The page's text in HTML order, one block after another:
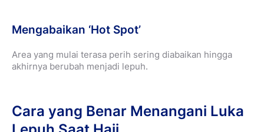
Mengabaikan ‘Hot Spot’
Area yang mulai terasa perih sering diabaikan hingga
akhirnya berubah menjadi lepuh.
Cara yang Benar Menangani Luka